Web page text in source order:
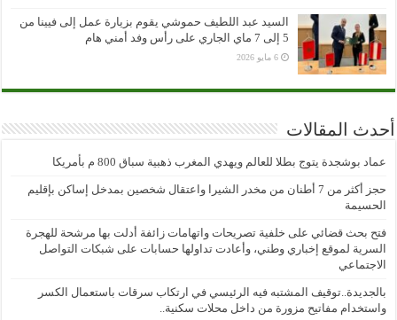
السيد عبد اللطيف حموشي يقوم بزيارة عمل إلى فيينا من
5 إلى 7 ماي الجاري على رأس وفد أمني هام
6 مايو 2026
أحدث المقالات
عماد بوشجدة يتوج بطلا للعالم ويهدي المغرب ذهبية سباق 800 م بأمريكا
حجز أكثر من 7 أطنان من مخدر الشيرا واعتقال شخصين بمدخل إساكن بإقليم
الحسيمة
فتح بحث قضائي على خلفية تصريحات واتهامات زائفة أدلت بها مرشحة للهجرة
السرية لموقع إخباري وطني، وأعادت تداولها حسابات على شبكات التواصل
الاجتماعي
بالجديدة..توقيف المشتبه فيه الرئيسي في ارتكاب سرقات باستعمال الكسر
واستخدام مفاتيح مزورة من داخل محلات سكنية..